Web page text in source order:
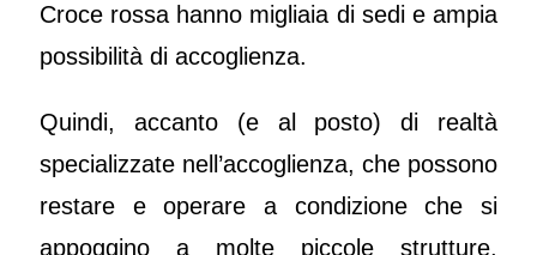
Croce rossa hanno migliaia di sedi e ampia
possibilità di accoglienza.
Quindi, accanto (e al posto) di realtà
specializzate nell’accoglienza, che possono
restare e operare a condizione che si
appoggino a molte piccole strutture,